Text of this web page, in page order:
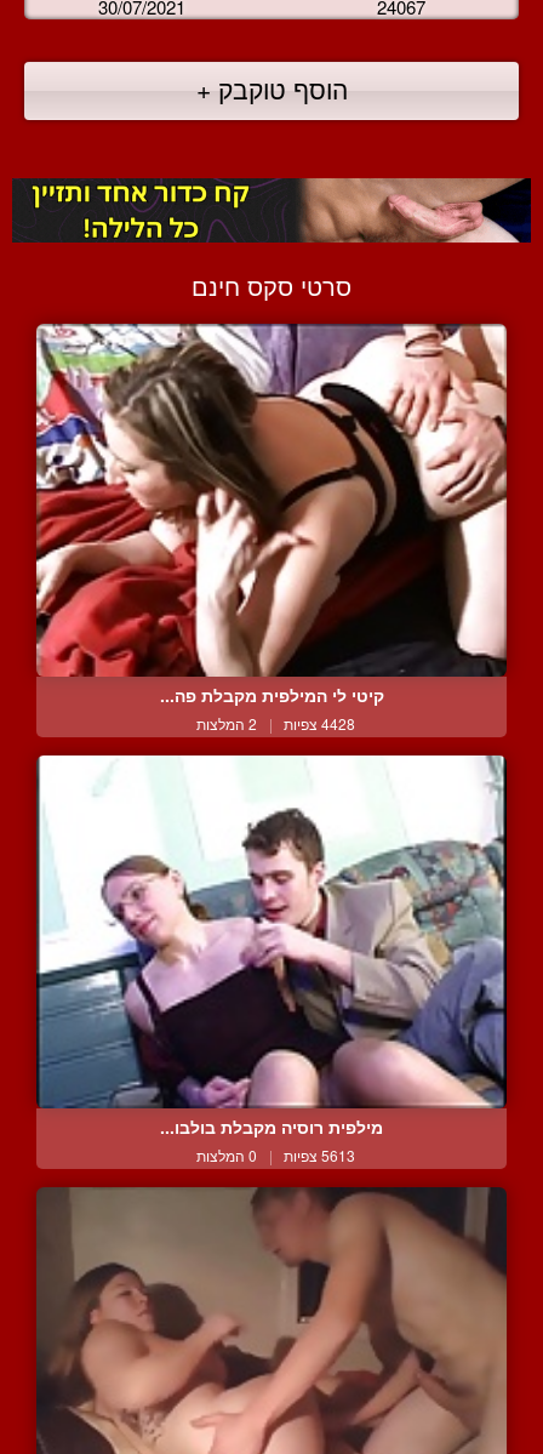
30/07/2021 24067
הוסף טוקבק +
סרטי סקס חינם
קיטי לי המילפית מקבלת פה...
4428 צפיות | 2 המלצות
מילפית רוסיה מקבלת בולבו...
5613 צפיות | 0 המלצות